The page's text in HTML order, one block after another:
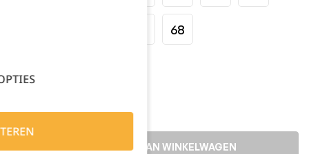
68
TOEVOEGEN AAN WINKELWAGEN